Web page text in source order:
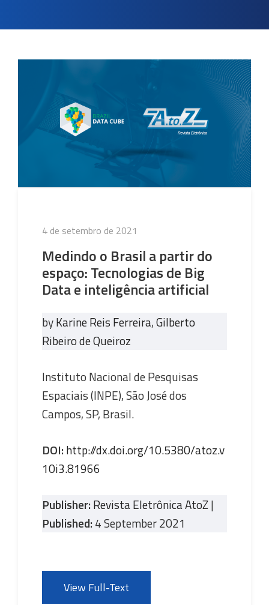
Publicado
4 de setembro de 2021
Medindo o Brasil a partir do
espaço: Tecnologias de Big
Data e inteligência artificial
byKarine Reis Ferreira,Gilberto
Ribeiro de Queiroz
Instituto Nacional de Pesquisas
Espaciais (INPE), São José dos
Campos, SP, Brasil.
DOI: http://dx.doi.org/10.5380/atoz.v
10i3.81966
Publisher: Revista Eletrônica AtoZ|
Published: 4 September 2021
View Full-Text